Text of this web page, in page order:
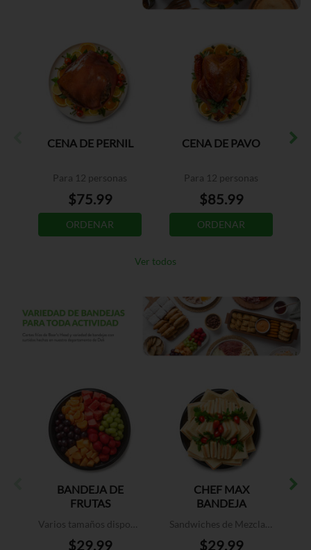
CENA DE PERNIL
Para 12 personas
$75.99
ORDENAR
CENA DE PAVO
Para 12 personas
$85.99
ORDENAR
Ver todos
BANDEJA DE
FRUTAS
$29.99
CHEF MAX
BANDEJA
$29.99